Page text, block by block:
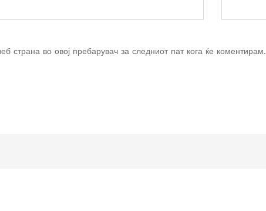
страна во овој пребарувач за следниот пат кога ќе коментирам.